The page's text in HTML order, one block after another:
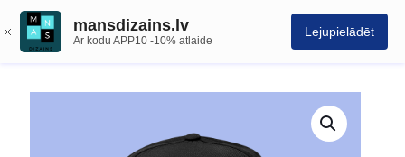
mansdizains.lv
Ar kodu APP10 -10% atlaide
Lejupielādēt